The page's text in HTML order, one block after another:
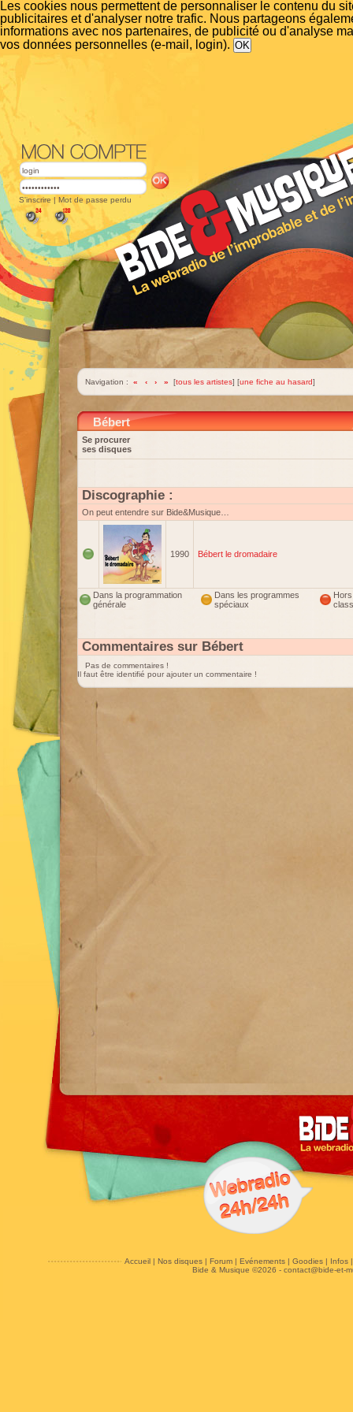
Les cookies nous permettent de personnaliser le contenu du
publicitaires et d'analyser notre trafic. Nous partageons
informations avec nos partenaires, de publicité ou d'analyse
vos données personnelles (e-mail, login).
S'inscrire | Mot de passe perdu
Navigation : « ‹ › » [tous les artistes] [une fiche au hasard]
Bébert
Se procurer
ses disques
Discographie :
On peut entendre sur Bide&Musique…
1990 Bébert le dromadaire
Dans la programmation
générale
Dans les programmes
spéciaux
Hors
Commentaires sur Bébert
Pas de commentaires !
Il faut être identifié pour ajouter un commentaire !
Accueil| Nos disques| Forum| Evénements| Goodies| Infos
Bide & Musique ©2026 - contact@bide-et-